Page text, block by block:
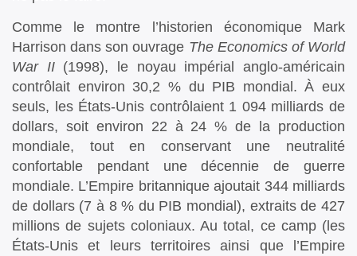
Comme le montre l’historien économique Mark
Harrison dans son ouvrage The Economics of World
War II (1998), le noyau impérial anglo-américain
contrôlait environ 30,2 % du PIB mondial. À eux
seuls, les États-Unis contrôlaient 1 094 milliards de
dollars, soit environ 22 à 24 % de la production
mondiale, tout en conservant une neutralité
confortable pendant une décennie de guerre
mondiale. L’Empire britannique ajoutait 344 milliards
de dollars (7 à 8 % du PIB mondial), extraits de 427
millions de sujets coloniaux. Au total, ce camp (les
États-Unis et leurs territoires ainsi que l’Empire